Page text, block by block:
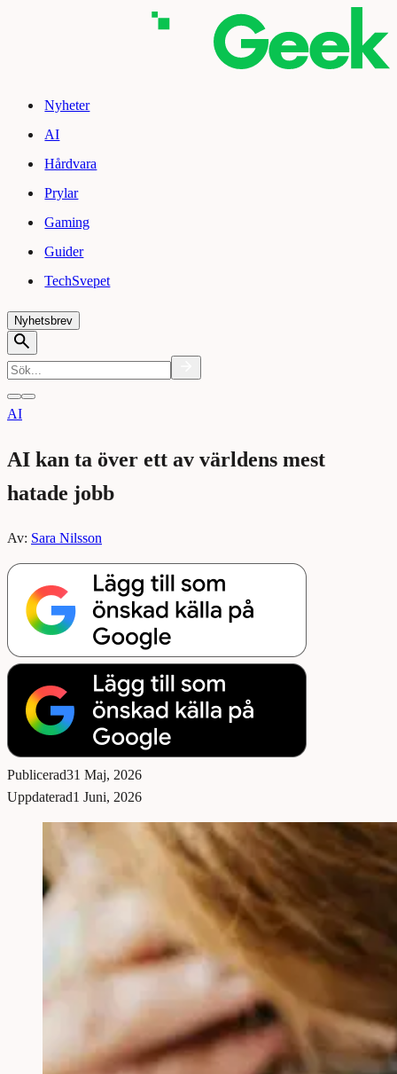
Nyheter
AI
Hårdvara
Prylar
Gaming
Guider
TechSvepet
Nyhetsbrev
AI
AI kan ta över ett av världens mest
hatade jobb
Av: Sara Nilsson
Publicerad31 Maj, 2026
Uppdaterad1 Juni, 2026